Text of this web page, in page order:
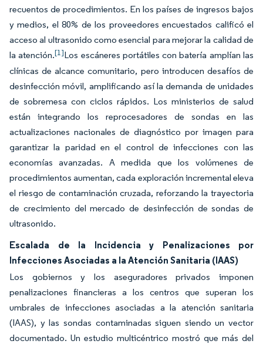
recuentos de procedimientos. En los países de ingresos bajos
y medios, el 80% de los proveedores encuestados calificó el
acceso al ultrasonido como esencial para mejorar la calidad de
la atención.[1]Los escáneres portátiles con batería amplían las
clínicas de alcance comunitario, pero introducen desafíos de
desinfección móvil, amplificando así la demanda de unidades
de sobremesa con ciclos rápidos. Los ministerios de salud
están integrando los reprocesadores de sondas en las
actualizaciones nacionales de diagnóstico por imagen para
garantizar la paridad en el control de infecciones con las
economías avanzadas. A medida que los volúmenes de
procedimientos aumentan, cada exploración incremental eleva
el riesgo de contaminación cruzada, reforzando la trayectoria
de crecimiento del mercado de desinfección de sondas de
ultrasonido.
Escalada de la Incidencia y Penalizaciones por
Infecciones Asociadas a la Atención Sanitaria (IAAS)
Los gobiernos y los aseguradores privados imponen
penalizaciones financieras a los centros que superan los
umbrales de infecciones asociadas a la atención sanitaria
(IAAS), y las sondas contaminadas siguen siendo un vector
documentado. Un estudio multicéntrico mostró que más del